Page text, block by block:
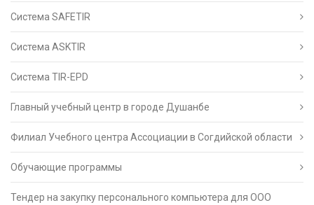
Система SAFETIR
Система ASKTIR
Система TIR-EPD
Главный учебный центр в городе Душанбе
Филиал Учебного центра Ассоциации в Согдийской области
Обучающие программы
Тендер на закупку персонального компьютера для ООО